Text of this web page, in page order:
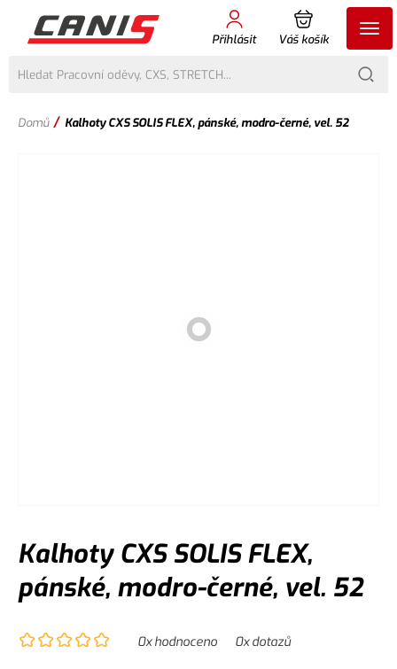
Přihlásit Váš košík
Domů / Kalhoty CXS SOLIS FLEX, pánské, modro-černé, vel. 52
Kalhoty CXS SOLIS FLEX,
pánské, modro-černé, vel. 52
0x hodnoceno 0x dotazů